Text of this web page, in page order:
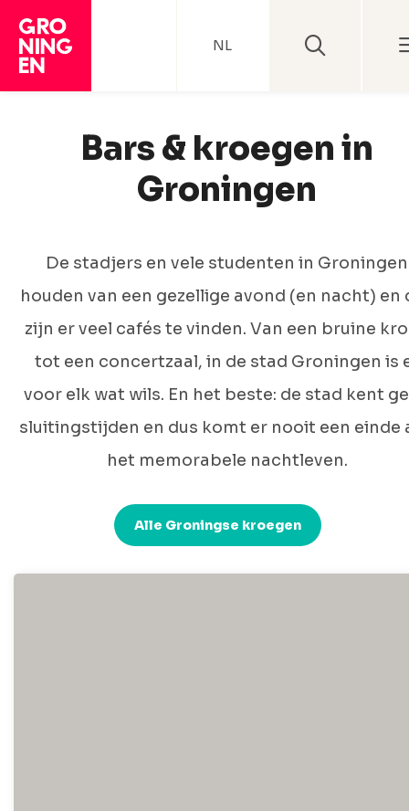
NL
Bars & kroegen in
Groningen
De stadjers en vele studenten in Groningen
houden van een gezellige avond (en nacht) en
zijn er veel cafés te vinden. Van een bruine
tot een concertzaal, in de stad Groningen is
voor elk wat wils. En het beste: de stad kent
sluitingstijden en dus komt er nooit een einde
het memorabele nachtleven.
Alle Groningse kroegen